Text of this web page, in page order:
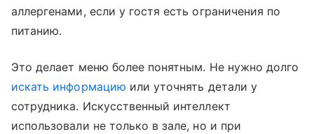
аллергенами, если у гостя есть ограничения по
питанию.
Это делает меню более понятным. Не нужно долго
искать информацию или уточнять детали у
сотрудника. Искусственный интеллект
использовали не только в зале, но и при